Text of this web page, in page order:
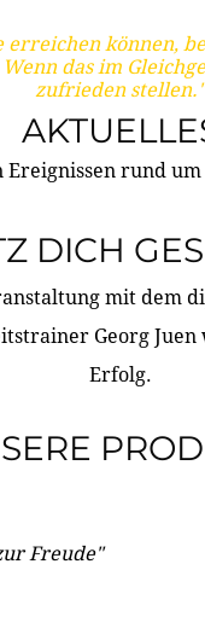
erreichen können,
das im
zufrieden stellen."
rund
DICH
mit dem
Georg
Erfolg.
Freude"